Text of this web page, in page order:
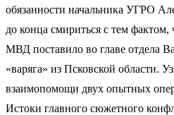
обязанности начальника УГРО
до конца смириться с тем фактом,
МВД поставило во главе отдела
«варяга» из Псковской области.
взаимопомощи двух опытных
Истоки главного сюжетного